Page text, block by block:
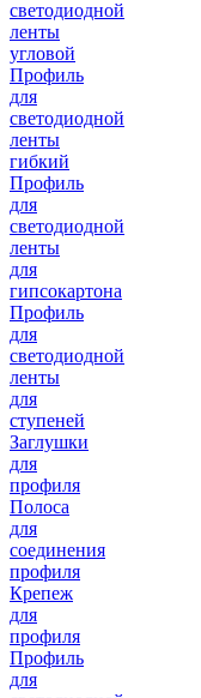
светодиодной
ленты
угловой
Профиль
для
светодиодной
ленты
гибкий
Профиль
для
светодиодной
ленты
для
гипсокартона
Профиль
для
светодиодной
ленты
для
ступеней
Заглушки
для
профиля
Полоса
для
соединения
профиля
Крепеж
для
профиля
Профиль
для